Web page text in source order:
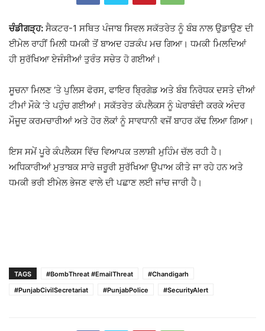
ਚੰਡੀਗੜ੍ਹ: ਸੈਕਟਰ-1 ਸਥਿਤ ਪੰਜਾਬ ਸਿਵਲ ਸਕੱਤਰੇਤ ਨੂੰ ਬੰਬ ਨਾਲ ਉਡਾਉਣ ਦੀ
ਈਮੇਲ ਰਾਹੀਂ ਮਿਲੀ ਧਮਕੀ ਤੋਂ ਬਾਅਦ ਹੜਕੰਪ ਮਚ ਗਿਆ। ਧਮਕੀ ਮਿਲਦਿਆਂ
ਹੀ ਸੁਰੱਖਿਆ ਏਜੰਸੀਆਂ ਤੁਰੰਤ ਸਚੇਤ ਹੋ ਗਈਆਂ।
ਸੂਚਨਾ ਮਿਲਣ ‘ਤੇ ਪੁਲਿਸ ਫੋਰਸ, ਫਾਇਰ ਬ੍ਰਿਗੇਡ ਅਤੇ ਬੰਬ ਨਿਰੋਧਕ ਦਸਤੇ ਦੀਆਂ
ਟੀਮਾਂ ਮੌਕੇ ‘ਤੇ ਪਹੁੰਚ ਗਈਆਂ। ਸਕੱਤਰੇਤ ਕੰਪਲੈਕਸ ਨੂੰ ਘੇਰਾਬੰਦੀ ਕਰਕੇ ਅੰਦਰ
ਮੌਜੂਦ ਕਰਮਚਾਰੀਆਂ ਅਤੇ ਹੋਰ ਲੋਕਾਂ ਨੂੰ ਸਾਵਧਾਨੀ ਵਜੋਂ ਬਾਹਰ ਕੱਢ ਲਿਆ ਗਿਆ।
ਇਸ ਸਮੇਂ ਪੂਰੇ ਕੰਪਲੈਕਸ ਵਿੱਚ ਵਿਆਪਕ ਤਲਾਸ਼ੀ ਮੁਹਿੰਮ ਚੱਲ ਰਹੀ ਹੈ।
ਅਧਿਕਾਰੀਆਂ ਮੁਤਾਬਕ ਸਾਰੇ ਜ਼ਰੂਰੀ ਸੁਰੱਖਿਆ ਉਪਾਅ ਕੀਤੇ ਜਾ ਰਹੇ ਹਨ ਅਤੇ
ਧਮਕੀ ਭਰੀ ਈਮੇਲ ਭੇਜਣ ਵਾਲੇ ਦੀ ਪਛਾਣ ਲਈ ਜਾਂਚ ਜਾਰੀ ਹੈ।
TAGS #BombThreat #EmailThreat
#Chandigarh
#PunjabCivilSecretariat
#PunjabPolice #SecurityAlert